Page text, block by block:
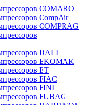
COMARO
CompAir
COMPRAG
DALI
EKOMAK
ET
FIAC
FINI
FUBAG